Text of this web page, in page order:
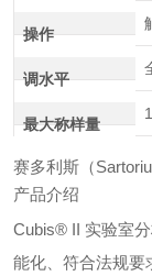
操作
调水平
最大称样量
赛多利斯（
产品介绍
Cubis® II 实验室
能化、符合法规要